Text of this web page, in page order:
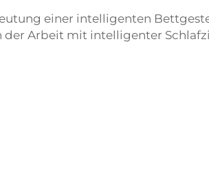
einer intelligenten
der Arbeit mit intelligenter
beim Einrichten ihrer
bei Kauf eines intelligenten …